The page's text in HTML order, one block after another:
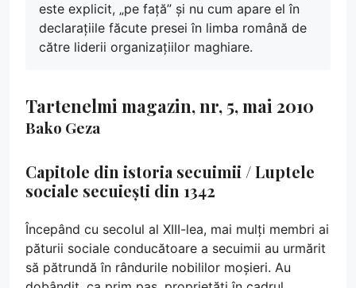
este explicit, „pe față” și nu cum apare el în
declarațiile făcute presei în limba română de
către liderii organizațiilor maghiare.
Tartenelmi magazin, nr, 5, mai 2010
Bako Geza
Capitole din istoria secuimii / Luptele
sociale secuiești din 1342
Începând cu secolul al XIII-lea, mai mulți membri ai
păturii sociale conducătoare a secuimii au urmărit
să pătrundă în rândurile nobililor moșieri. Au